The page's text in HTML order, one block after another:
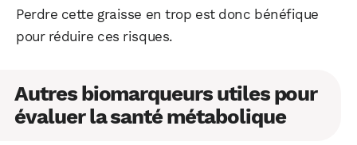
Perdre cette graisse en trop est donc bénéfique
pour réduire ces risques.
Autres biomarqueurs utiles pour
évaluer la santé métabolique